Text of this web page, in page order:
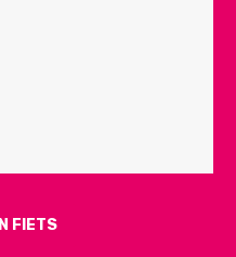
FIETS